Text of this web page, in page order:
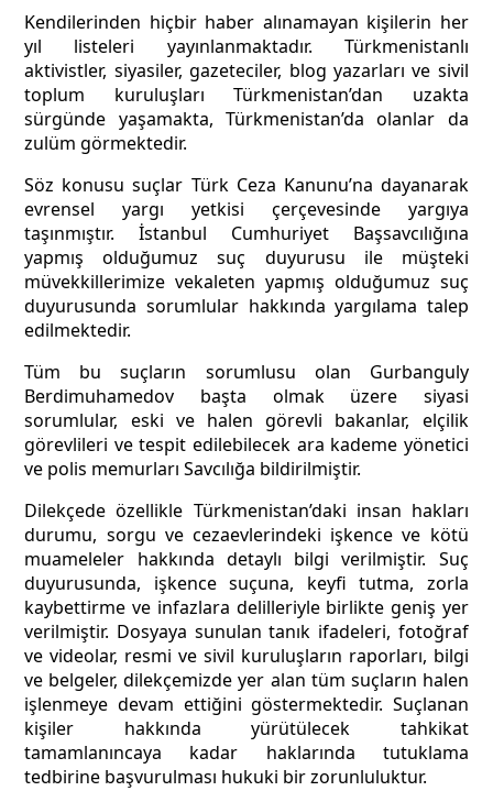
Kendilerinden hiçbir haber alınamayan kişilerin her
yıl listeleri yayınlanmaktadır. Türkmenistanlı
aktivistler, siyasiler, gazeteciler, blog yazarları ve sivil
toplum kuruluşları Türkmenistan’dan uzakta
sürgünde yaşamakta, Türkmenistan’da olanlar da
zulüm görmektedir.
Söz konusu suçlar Türk Ceza Kanunu’na dayanarak
evrensel yargı yetkisi çerçevesinde yargıya
taşınmıştır. İstanbul Cumhuriyet Başsavcılığına
yapmış olduğumuz suç duyurusu ile müşteki
müvekkillerimize vekaleten yapmış olduğumuz suç
duyurusunda sorumlular hakkında yargılama talep
edilmektedir.
Tüm bu suçların sorumlusu olan Gurbanguly
Berdimuhamedov başta olmak üzere siyasi
sorumlular, eski ve halen görevli bakanlar, elçilik
görevlileri ve tespit edilebilecek ara kademe yönetici
ve polis memurları Savcılığa bildirilmiştir.
Dilekçede özellikle Türkmenistan’daki insan hakları
durumu, sorgu ve cezaevlerindeki işkence ve kötü
muameleler hakkında detaylı bilgi verilmiştir. Suç
duyurusunda, işkence suçuna, keyfi tutma, zorla
kaybettirme ve infazlara delilleriyle birlikte geniş yer
verilmiştir. Dosyaya sunulan tanık ifadeleri, fotoğraf
ve videolar, resmi ve sivil kuruluşların raporları, bilgi
ve belgeler, dilekçemizde yer alan tüm suçların halen
işlenmeye devam ettiğini göstermektedir. Suçlanan
kişiler hakkında yürütülecek tahkikat
tamamlanıncaya kadar haklarında tutuklama
tedbirine başvurulması hukuki bir zorunluluktur.